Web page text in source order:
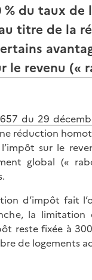
du taux de
titre de la
le revenu («
du 29
réduction
sur le
global («
d’impôt fait
la limitation
reste fixée à
de logements